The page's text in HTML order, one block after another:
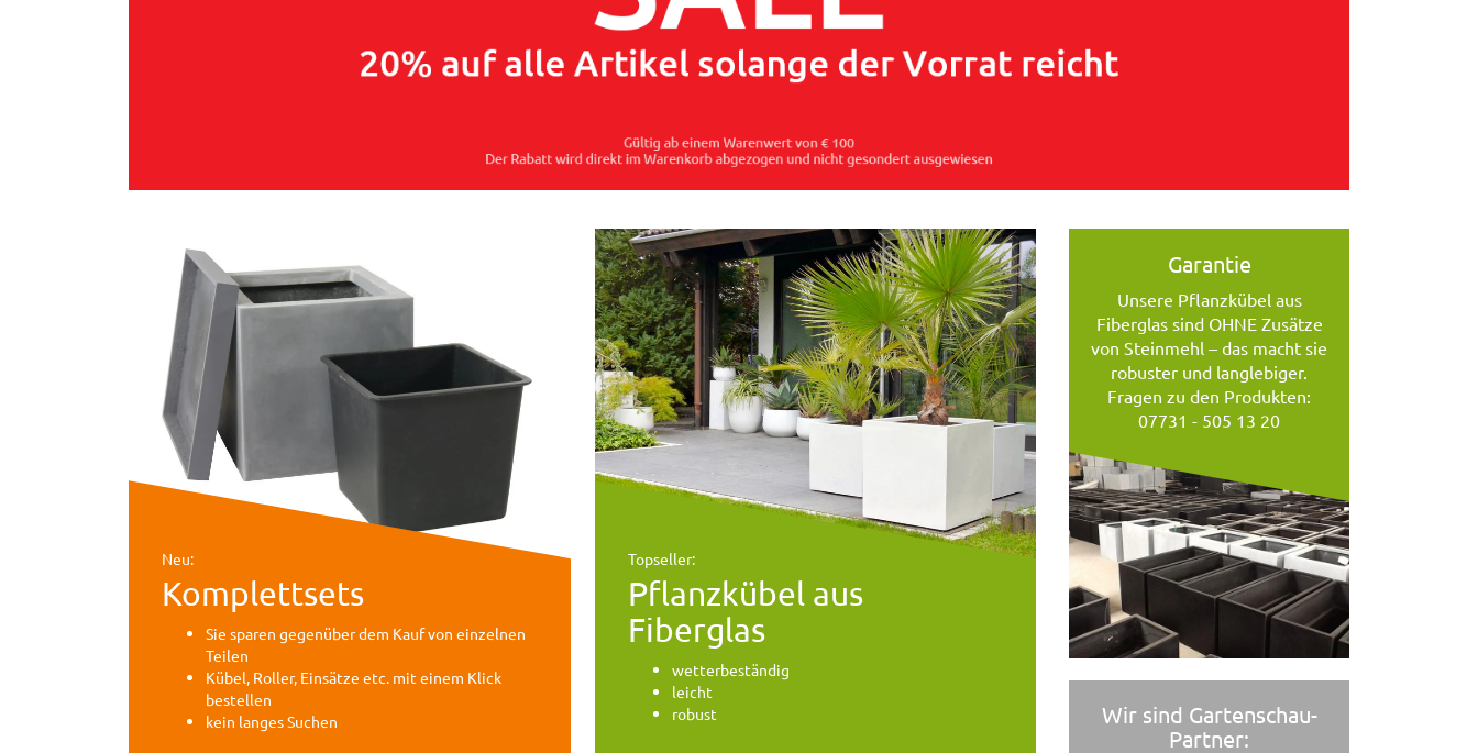
Neu:
Komplettsets
Sie sparen gegenüber dem Kauf von einzelnen
Teilen
Kübel, Roller, Einsätze etc. mit einem Klick
bestellen
kein langes Suchen
Topseller:
Pflanzkübel aus
Fiberglas
wetterbeständig
leicht
robust
Garantie
Unsere Pflanzkübel aus
Fiberglas sind OHNE Zusätze
von Steinmehl – das macht sie
robuster und langlebiger.
Fragen zu den Produkten:
07731 - 505 13 20
Wir sind Gartenschau-
Partner: